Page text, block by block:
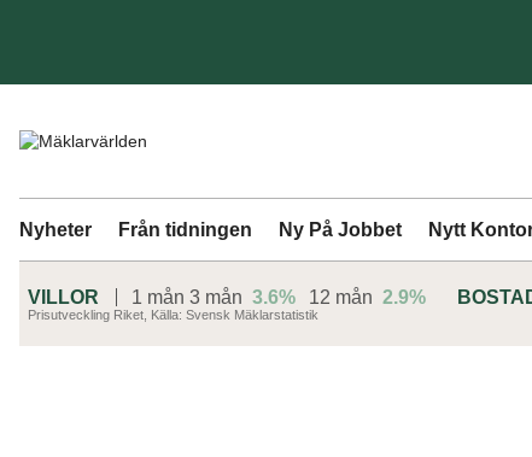
Nyheter Från tidningen Ny På Jobbet Nytt
VILLOR 1 mån 3 mån 3.6% 12 mån 2.9%
Prisutveckling Riket, Källa: Svensk Mäklarstatistik